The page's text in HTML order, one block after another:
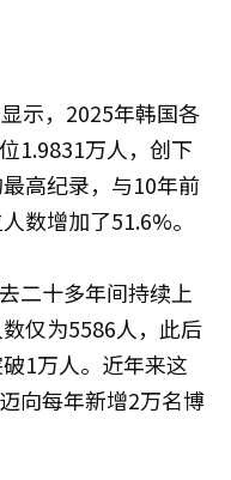
示，2025年韩国各
1.9831万人，创下
高纪录，与10年前
数增加了51.6%。
二十多年间持续上
仅为5586人，此后
1万人。近年来这
向每年新增2万名博